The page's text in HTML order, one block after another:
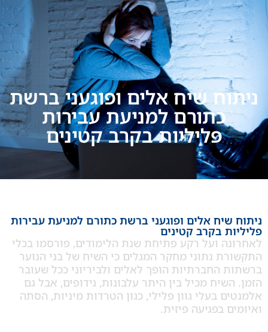
שיח אלים ופוגעני ברשת
כתורם למניעת עבירות
פליליות בקרב קטינים
אלים ופוגעני ברשת כתורם למניעת עבירות
בקרב קטינים
ועל רקע פתיחת שנת הלימודים, פורסמו בכלי
נתוני מחקר המגלים כי השיח של בני הנוער
החברתיות הופך לאלים ולביריוני ככל שעובר
מכיל בין היתר עלבונות, גידופים, אבל גם
בעלי גוון פלילי, כגון הטרדות מיניות, הסתה
בפגיעה פיזית.